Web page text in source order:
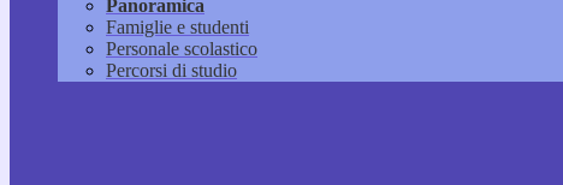
Panoramica
Famiglie e studenti
Personale scolastico
Percorsi di studio